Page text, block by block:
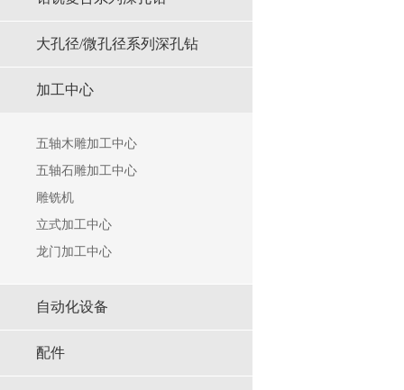
⼤孔径/微孔径系列深孔钻
加工中心
五轴木雕加工中心
五轴石雕加工中心
雕铣机
立式加工中心
龙门加工中心
自动化设备
配件